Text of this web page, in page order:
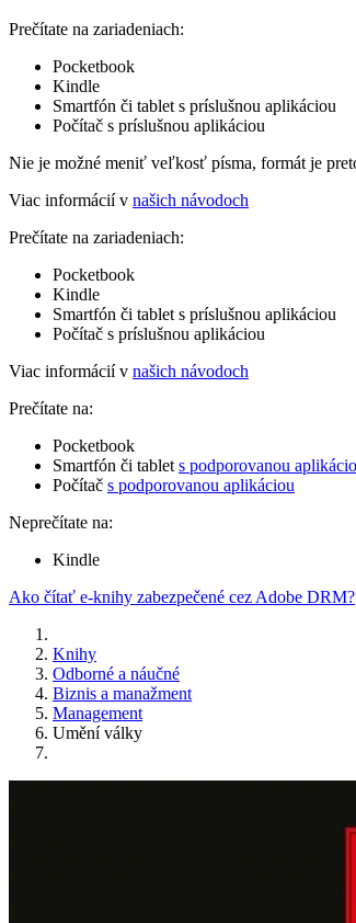
Prečítate na zariadeniach:
Pocketbook
Kindle
Smartfón či tablet s príslušnou aplikáciou
Počítač s príslušnou aplikáciou
Nie je možné meniť veľkosť písma, formát je
Viac informácií v našich návodoch
Prečítate na zariadeniach:
Pocketbook
Kindle
Smartfón či tablet s príslušnou aplikáciou
Počítač s príslušnou aplikáciou
Viac informácií v našich návodoch
Prečítate na:
Pocketbook
Smartfón či tablet s podporovanou
Počítač s podporovanou aplikáciou
Neprečítate na:
Kindle
Ako čítať e-knihy zabezpečené cez Adobe DRM?
Knihy
Odborné a náučné
Biznis a manažment
Management
Umění války